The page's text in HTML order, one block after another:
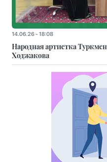
14.06.26 - 18:08
Народная артистка
Ходжакова